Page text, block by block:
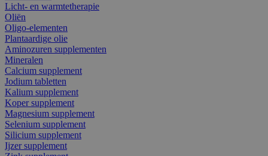
Licht- en warmtetherapie
Oliën
Oligo-elementen
Plantaardige olie
Aminozuren supplementen
Mineralen
Calcium supplement
Jodium tabletten
Kalium supplement
Koper supplement
Magnesium supplement
Selenium supplement
Silicium supplement
Ijzer supplement